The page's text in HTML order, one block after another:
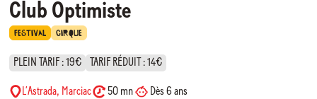
Club Optimiste
FESTIVAL CIRQUE
PLEIN TARIF : 19€ TARIF RÉDUIT : 14€
L’Astrada, Marciac 50 mn Dès 6 ans